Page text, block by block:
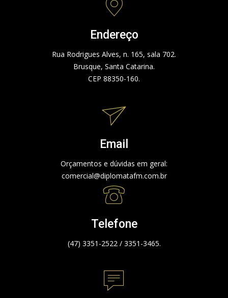
Endereço
Rua Rodrigues Alves, n. 165, sala 702.
Brusque, Santa Catarina.
CEP 88350-160.
Email
Orçamentos e dúvidas em geral:
comercial@diplomatafm.com.br
Telefone
(47) 3351-2522 / 3351-3465.